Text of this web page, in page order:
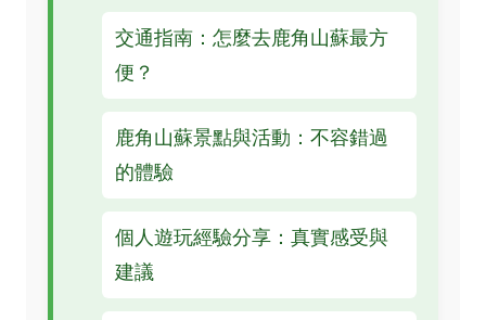
交通指南：怎麼去鹿角山蘇最方
便？
鹿角山蘇景點與活動：不容錯過
的體驗
個人遊玩經驗分享：真實感受與
建議